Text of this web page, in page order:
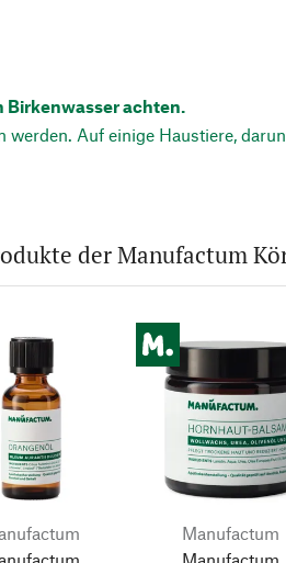
achten.
werden. Auf einige Haustiere,
der Manufactum
Manufactum